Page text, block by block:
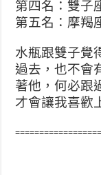
第四名：雙子
第五名：摩羯
水瓶跟雙子覺
過去，也不會
著他，何必跟
才會讓我喜歡